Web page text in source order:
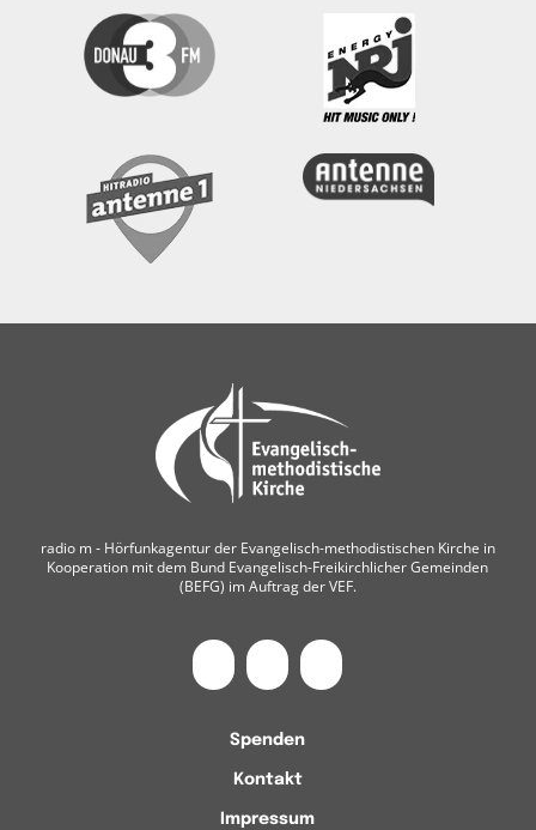
radio m ‐ Hörfunkagentur der Evangelisch-methodistischen Kirche in
Kooperation mit dem Bund Evangelisch-Freikirchlicher Gemeinden
(BEFG) im Auftrag der VEF.
Spenden
Kontakt
Impressum